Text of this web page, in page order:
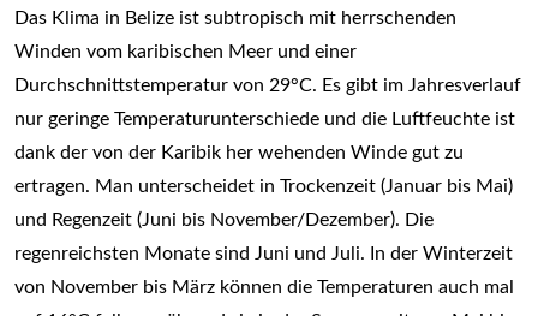
Das Klima in Belize ist subtropisch mit herrschenden
Winden vom karibischen Meer und einer
Durchschnittstemperatur von 29°C. Es gibt im Jahresverlauf
nur geringe Temperaturunterschiede und die Luftfeuchte ist
dank der von der Karibik her wehenden Winde gut zu
ertragen. Man unterscheidet in Trockenzeit (Januar bis Mai)
und Regenzeit (Juni bis November/Dezember). Die
regenreichsten Monate sind Juni und Juli. In der Winterzeit
von November bis März können die Temperaturen auch mal